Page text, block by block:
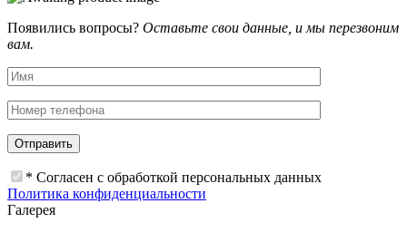
Появились вопросы? Оставьте свои данные, и мы перезвоним
вам.
* Согласен с обработкой персональных данных
Политика конфиденциальности
Галерея